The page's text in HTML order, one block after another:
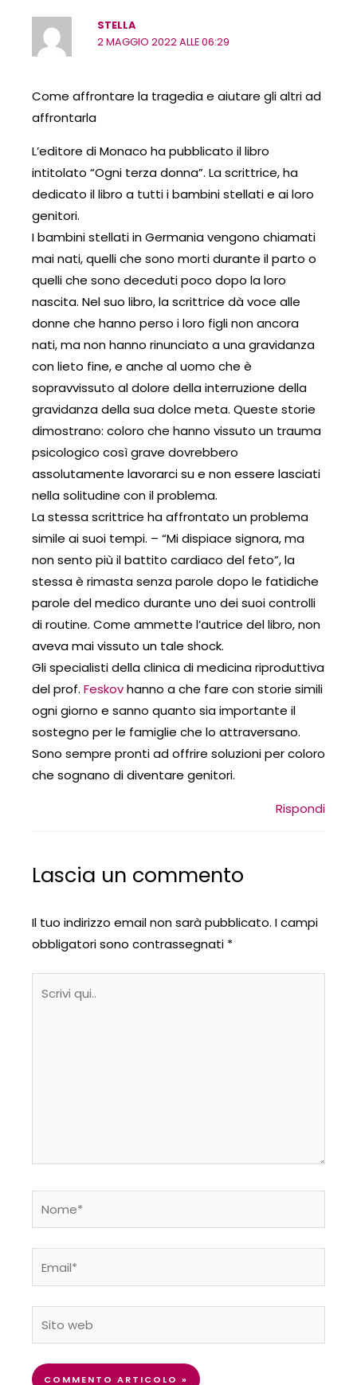
STELLA
2 MAGGIO 2022 ALLE 06:29
Come affrontare la tragedia e aiutare gli altri ad
affrontarla
L’editore di Monaco ha pubblicato il libro
intitolato “Ogni terza donna”. La scrittrice, ha
dedicato il libro a tutti i bambini stellati e ai loro
genitori.
I bambini stellati in Germania vengono chiamati
mai nati, quelli che sono morti durante il parto o
quelli che sono deceduti poco dopo la loro
nascita. Nel suo libro, la scrittrice dà voce alle
donne che hanno perso i loro figli non ancora
nati, ma non hanno rinunciato a una gravidanza
con lieto fine, e anche al uomo che è
sopravvissuto al dolore della interruzione della
gravidanza della sua dolce meta. Queste storie
dimostrano: coloro che hanno vissuto un trauma
psicologico così grave dovrebbero
assolutamente lavorarci su e non essere lasciati
nella solitudine con il problema.
La stessa scrittrice ha affrontato un problema
simile ai suoi tempi. – “Mi dispiace signora, ma
non sento più il battito cardiaco del feto”, la
stessa è rimasta senza parole dopo le fatidiche
parole del medico durante uno dei suoi controlli
di routine. Come ammette l’autrice del libro, non
aveva mai vissuto un tale shock.
Gli specialisti della clinica di medicina riproduttiva
del prof. Feskovhanno a che fare con storie simili
ogni giorno e sanno quanto sia importante il
sostegno per le famiglie che lo attraversano.
Sono sempre pronti ad offrire soluzioni per coloro
che sognano di diventare genitori.
Rispondi
Lascia un commento
Il tuo indirizzo email non sarà pubblicato. I campi
obbligatori sono contrassegnati *